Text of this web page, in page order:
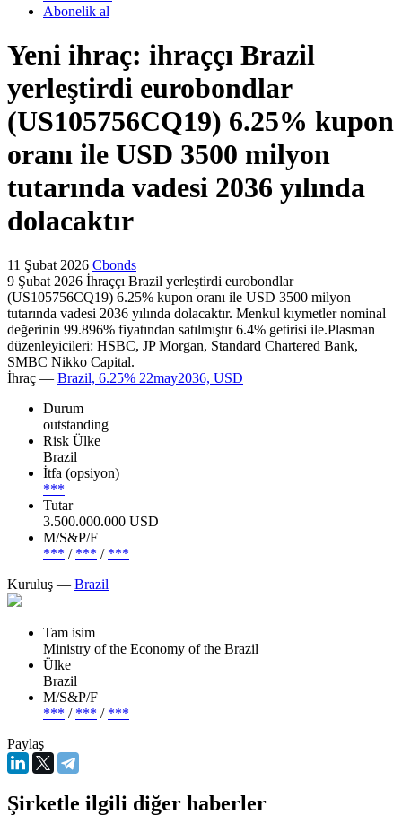
Abonelik al
Yeni ihraç: ihraççı Brazil
yerleştirdi eurobondlar
(US105756CQ19) 6.25% kupon
oranı ile USD 3500 milyon
tutarında vadesi 2036 yılında
dolacaktır
11 Şubat 2026 Cbonds
9 Şubat 2026 İhraççı Brazil yerleştirdi eurobondlar
(US105756CQ19) 6.25% kupon oranı ile USD 3500 milyon
tutarında vadesi 2036 yılında dolacaktır. Menkul kıymetler nominal
değerinin 99.896% fiyatından satılmıştır 6.4% getirisi ile.Plasman
düzenleyicileri: HSBC, JP Morgan, Standard Chartered Bank,
SMBC Nikko Capital.
İhraç — Brazil, 6.25% 22may2036, USD
Durum
outstanding
Risk Ülke
Brazil
İtfa (opsiyon)
***
Tutar
3.500.000.000 USD
М/S&P/F
*** / *** / ***
Kuruluş — Brazil
Tam isim
Ministry of the Economy of the Brazil
Ülke
Brazil
М/S&P/F
*** / *** / ***
Paylaş
Şirketle ilgili diğer haberler